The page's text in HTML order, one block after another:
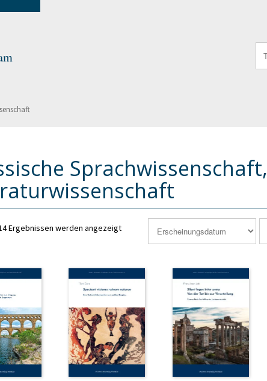
for:
Sprachwissenschaft,
Ergebnissen werden angezeigt